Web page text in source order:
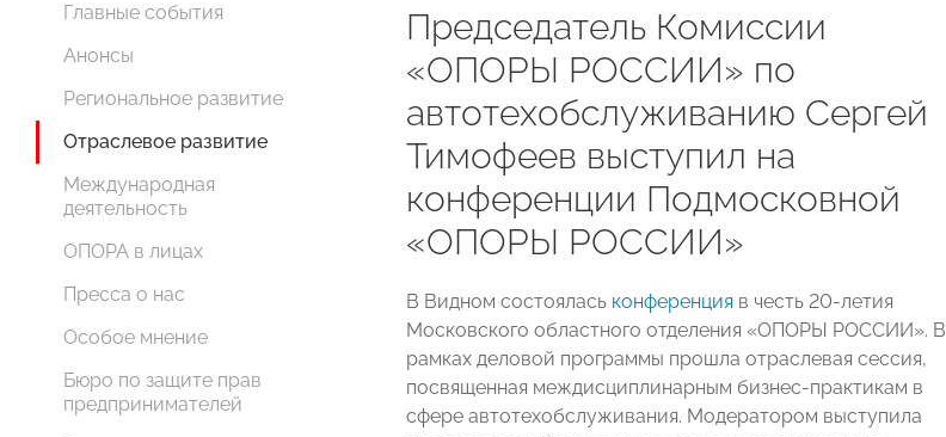
Главные события
Анонсы
Региональное развитие
Отраслевое развитие
Международная
деятельность
ОПОРА в лицах
Пресса о нас
Особое мнение
Бюро по защите прав
предпринимателей
Председатель Комиссии
«ОПОРЫ РОССИИ» по
автотехобслуживанию Сергей
Тимофеев выступил на
конференции Подмосковной
«ОПОРЫ РОССИИ»
В Видном состоялась конференция в честь 20-летия
Московского областного отделения «ОПОРЫ РОССИИ». В
рамках деловой программы прошла отраслевая сессия,
посвященная междисциплинарным бизнес-практикам в
сфере автотехобслуживания. Модератором выступила